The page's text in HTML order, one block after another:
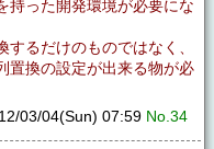
持った開発環境が必要にな
るだけのものではなく、
置換の設定が出来る物が必
03/04(Sun) 07:59 No.34